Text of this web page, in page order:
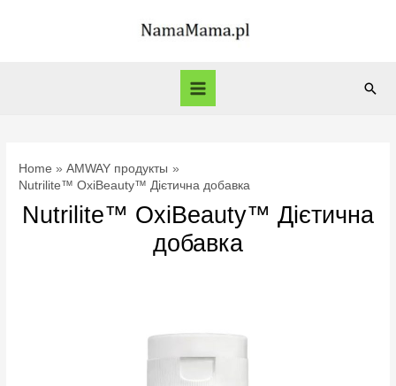
Main
Home
AMWAY продукты
Nutrilite™ OxiBeauty™ Дієтична добавка
Nutrilite™ OxiBeauty™ Дієтична
добавка